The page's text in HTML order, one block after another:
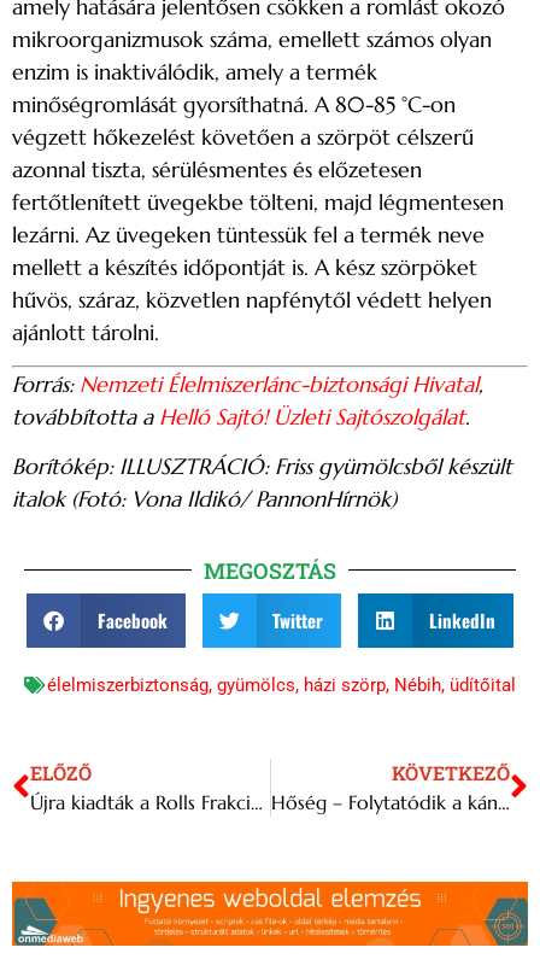
amely hatására jelentősen csökken a romlást okozó
mikroorganizmusok száma, emellett számos olyan
enzim is inaktiválódik, amely a termék
minőségromlását gyorsíthatná. A 80-85 °C-on
végzett hőkezelést követően a szörpöt célszerű
azonnal tiszta, sérülésmentes és előzetesen
fertőtlenített üvegekbe tölteni, majd légmentesen
lezárni. Az üvegeken tüntessük fel a termék neve
mellett a készítés időpontját is. A kész szörpöket
hűvös, száraz, közvetlen napfénytől védett helyen
ajánlott tárolni.
Forrás: Nemzeti Élelmiszerlánc-biztonsági Hivatal,
továbbította a Helló Sajtó! Üzleti Sajtószolgálat.
Borítókép: ILLUSZTRÁCIÓ: Friss gyümölcsből készült
italok (Fotó: Vona Ildikó/ PannonHírnök)
MEGOSZTÁS
Facebook Twitter LinkedIn
élelmiszerbiztonság, gyümölcs, házi szörp, Nébih, üdítőital
ELŐZŐ
Újra kiadták a Rolls Frakció 1982-es koncertfelvételét
KÖVETKEZŐ
Hőség – Folytatódik a kánikula a jövő héten